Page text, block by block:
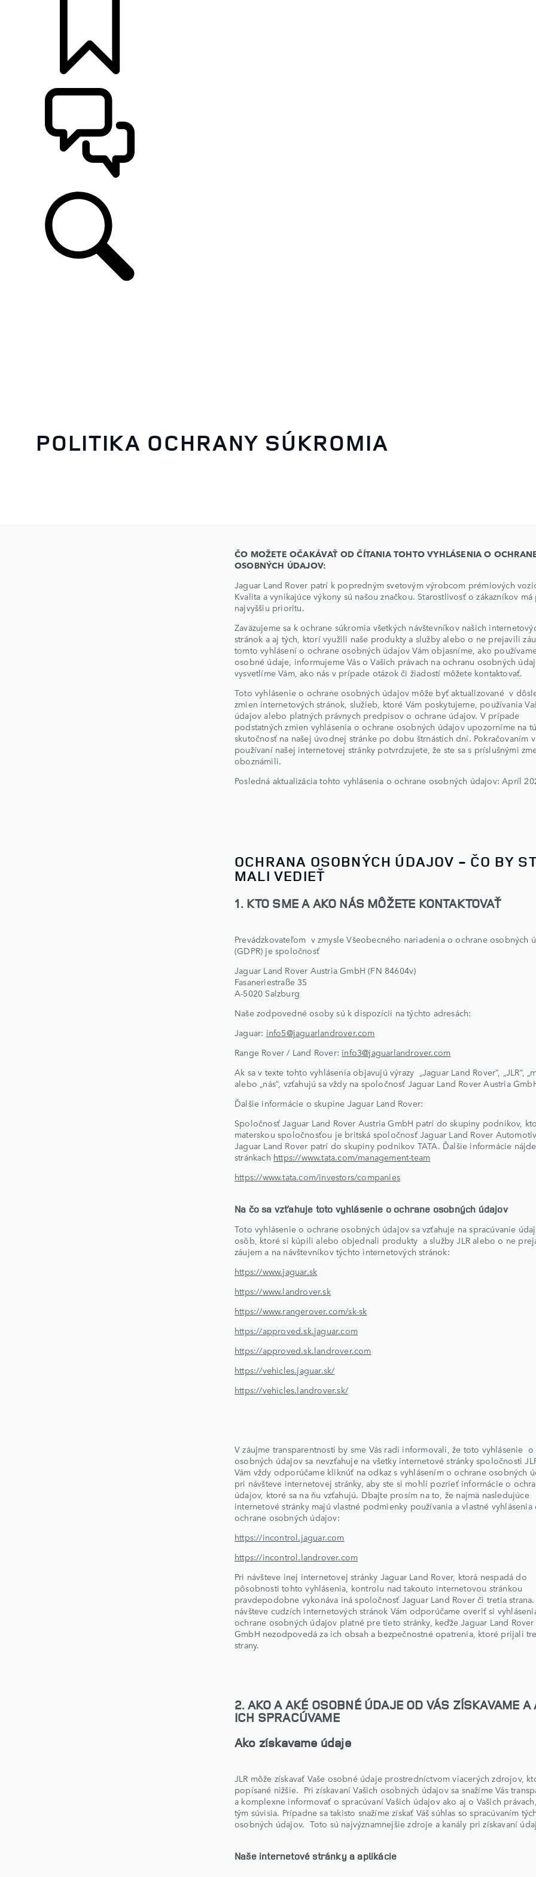
POLITIKA OCHRANY SÚKROMIA
ČO MOŽETE OČAKÁVAŤ OD ČÍTANIA TOHTO VYHLÁSENIA O
OSOBNÝCH ÚDAJOV:
Jaguar Land Rover patrí k popredným svetovým výrobcom prémiových
Kvalita a vynikajúce výkony sú našou značkou. Starostlivosť o zákazníkov má
najvyššiu prioritu.
Zaväzujeme sa k ochrane súkromia všetkých návštevníkov našich
stránok a aj tých, ktorí využili naše produkty a služby alebo o ne prejavili
tomto vyhlásení o ochrane osobných údajov Vám objasníme, ako
osobné údaje, informujeme Vás o Vašich právach na ochranu osobných
vysvetlíme Vám, ako nás v prípade otázok či žiadostí môžete kontaktovať.
Toto vyhlásenie o ochrane osobných údajov môže byť aktualizované v
zmien internetových stránok, služieb, ktoré Vám poskytujeme, používania
údajov alebo platných právnych predpisov o ochrane údajov. V prípade
podstatných zmien vyhlásenia o ochrane osobných údajov upozorníme na
skutočnosť na našej úvodnej stránke po dobu štrnástich dní. Pokračovaním v
používaní našej internetovej stránky potvrdzujete, že ste sa s príslušnými
oboznámili.
Posledná aktualizácia tohto vyhlásenia o ochrane osobných údajov: Apríl
OCHRANA OSOBNÝCH ÚDAJOV - ČO BY
MALI VEDIEŤ
1. KTO SME A AKO NÁS MÔŽETE KONTAKTOVAŤ
Prevádzkovateľom v zmysle Všeobecného nariadenia o ochrane osobných
(GDPR) je spoločnosť
Jaguar Land Rover Austria GmbH (FN 84604v)
Fasaneriestraße 35
A-5020 Salzburg
Naše zodpovedné osoby sú k dispozícii na týchto adresách:
Jaguar: info5@jaguarlandrover.com
Range Rover / Land Rover: info3@jaguarlandrover.com
Ak sa v texte tohto vyhlásenia objavujú výrazy „Jaguar Land Rover“, „JLR“,
alebo „nás“, vzťahujú sa vždy na spoločnosť Jaguar Land Rover Austria
Ďalšie informácie o skupine Jaguar Land Rover:
Spoločnosť Jaguar Land Rover Austria GmbH patrí do skupiny podnikov,
materskou spoločnosťou je britská spoločnosť Jaguar Land Rover
Jaguar Land Rover patrí do skupiny podnikov TATA. Ďalšie informácie
stránkach https://www.tata.com/management-team
https://www.tata.com/investors/companies
Na čo sa vzťahuje toto vyhlásenie o ochrane osobných údajov
Toto vyhlásenie o ochrane osobných údajov sa vzťahuje na spracúvanie
osôb, ktoré si kúpili alebo objednali produkty a služby JLR alebo o ne
záujem a na návštevníkov týchto internetových stránok:
https://www.jaguar.sk
https://www.landrover.sk
https://www.rangerover.com/sk-sk
https://approved.sk.jaguar.com
https://approved.sk.landrover.com
https://vehicles.jaguar.sk/
https://vehicles.landrover.sk/
V záujme transparentnosti by sme Vás radi informovali, že toto vyhlásenie
osobných údajov sa nevzťahuje na všetky internetové stránky spoločnosti
Vám vždy odporúčame kliknúť na odkaz s vyhlásením o ochrane osobných
pri návšteve internetovej stránky, aby ste si mohli pozrieť informácie o
údajov, ktoré sa na ňu vzťahujú. Dbajte prosím na to, že najmä nasledujúce
internetové stránky majú vlastné podmienky používania a vlastné vyhlásenia
ochrane osobných údajov:
https://incontrol.jaguar.com
https://incontrol.landrover.com
Pri návšteve inej internetovej stránky Jaguar Land Rover, ktorá nespadá do
pôsobnosti tohto vyhlásenia, kontrolu nad takouto internetovou stránkou
pravdepodobne vykonáva iná spoločnosť Jaguar Land Rover či tretia strana.
návšteve cudzích internetových stránok Vám odporúčame overiť si
ochrane osobných údajov platné pre tieto stránky, keďže Jaguar Land
GmbH nezodpovedá za ich obsah a bezpečnostné opatrenia, ktoré prijali
strany.
2. AKO A AKÉ OSOBNÉ ÚDAJE OD VÁS ZÍSKAVAME A
ICH SPRACÚVAME
Ako získavame údaje
JLR môže získavať Vaše osobné údaje prostredníctvom viacerých zdrojov,
popísané nižšie. Pri získavaní Vašich osobných údajov sa snažíme Vás
a komplexne informovať o spracúvaní Vašich údajov ako aj o Vašich
tým súvisia. Prípadne sa takisto snažíme získať Váš súhlas so spracúvaním
osobných údajov. Toto sú najvýznamnejšie zdroje a kanály pri získavaní
Naše internetové stránky a aplikácie